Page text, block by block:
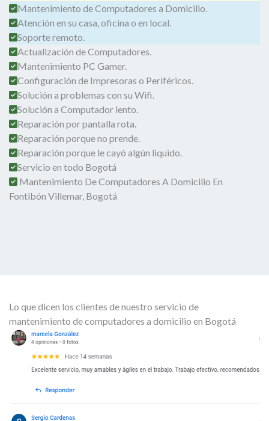
Mantenimiento de Computadores a Domicilio.
Atención en su casa, oficina o en local.
Soporte remoto.
Actualización de Computadores.
Mantenimiento PC Gamer.
Configuración de Impresoras o Periféricos.
Solución a problemas con su Wifi.
Solución a Computador lento.
Reparación por pantalla rota.
Reparación porque no prende.
Reparación porque le cayó algún liquido.
Servicio en todo Bogotá
Mantenimiento De Computadores A Domicilio En
Fontibón Villemar, Bogotá
Lo que dicen los clientes de nuestro servicio de
mantenimiento de computadores a domicilio en Bogotá